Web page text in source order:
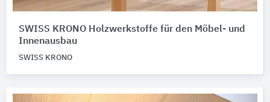
SWISS KRONO Holzwerkstoffe für den Möbel- und
Innenausbau
SWISS KRONO